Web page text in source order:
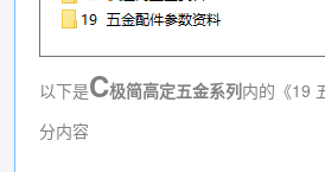
以下是C极简高定五金系列内的《19
分内容